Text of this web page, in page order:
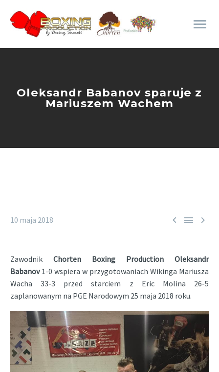
Oleksandr Babanov sparuje z
Mariuszem Wachem
  
10 maja 2018
Zawodnik Chorten Boxing Production
Oleksandr
Babanov1-0 wspiera w przygotowaniach Wikinga Mariusza
Wacha 33-3 przed starciem z Eric Molina 26-5
zaplanowanym na PGE Narodowym 25 maja 2018 roku.